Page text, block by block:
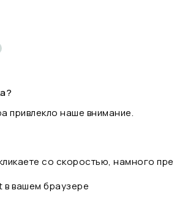
привлекло наше внимание.
со скоростью, намного
вашем браузере